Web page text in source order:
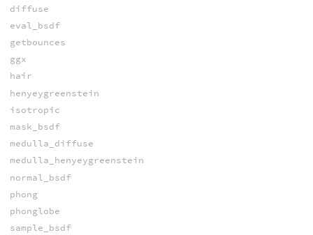
diffuse
eval_bsdf
getbounces
ggx
hair
henyeygreenstein
isotropic
mask_bsdf
medulla_diffuse
medulla_henyeygreenstein
normal_bsdf
phong
phonglobe
sample_bsdf